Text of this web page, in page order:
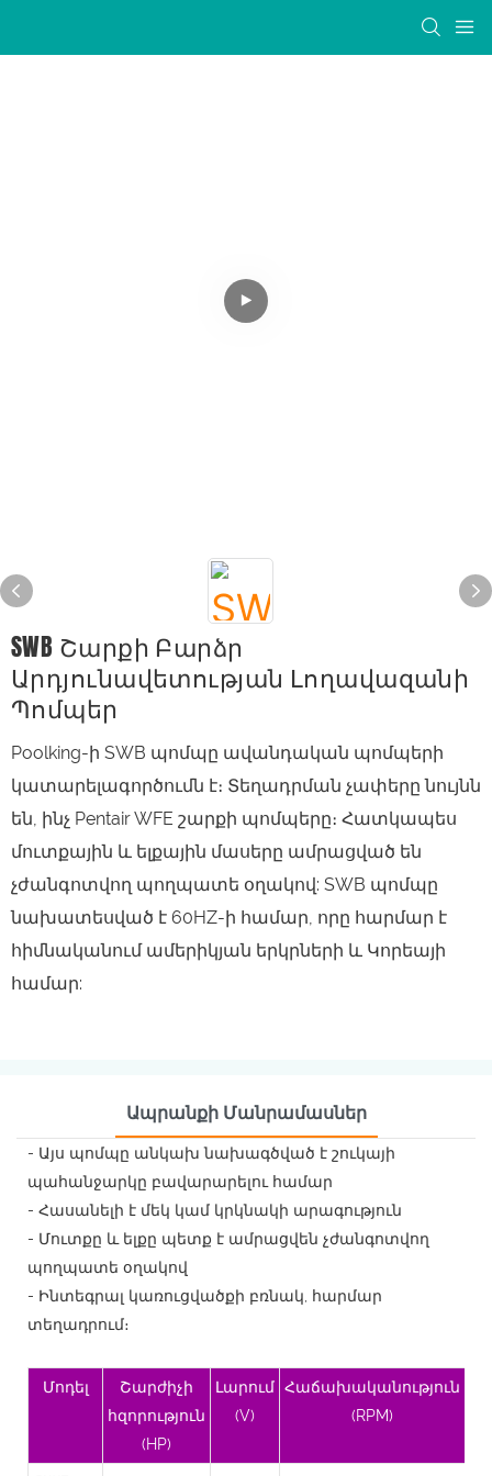
SWB Շարքի Բարձր
Արդյունավետության Լողավազանի
Պոմպեր
Poolking-ի SWB պոմպը ավանդական պոմպերի
կատարելագործումն է։ Տեղադրման չափերը նույնն
են, ինչ Pentair WFE շարքի պոմպերը։ Հատկապես
մուտքային և ելքային մասերը ամրացված են
չժանգոտվող պողպատե օղակով: SWB պոմպը
նախատեսված է 60HZ-ի համար, որը հարմար է
հիմնականում ամերիկյան երկրների և Կորեայի
համար:
Ապրանքի Մանրամասներ
- Այս պոմպը անկախ նախագծված է շուկայի
պահանջարկը բավարարելու համար
- Հասանելի է մեկ կամ կրկնակի արագություն
- Մուտքը և ելքը պետք է ամրացվեն չժանգոտվող
պողպատե օղակով
- Ինտեգրալ կառուցվածքի բռնակ, հարմար
տեղադրում։
Մոդել
Շարժիչի
հզորություն
(HP)
Լարում
(V)
Հաճախականություն
(RPM)